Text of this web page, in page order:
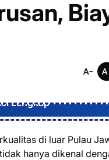
Lengkap
di luar Pulau
hanya dikenal